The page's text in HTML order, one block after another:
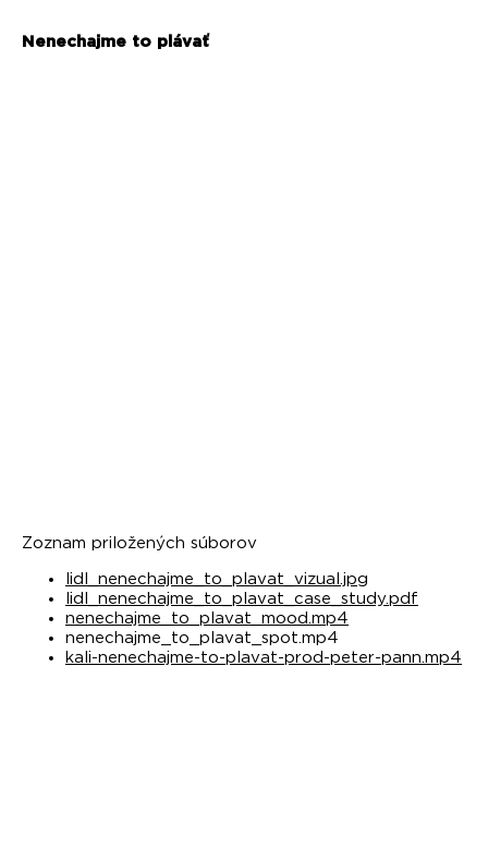
Nenechajme to plávať
Zoznam priložených súborov
lidl_nenechajme_to_plavat_vizual.jpg
lidl_nenechajme_to_plavat_case_study.pdf
nenechajme_to_plavat_mood.mp4
nenechajme_to_plavat_spot.mp4
kali-nenechajme-to-plavat-prod-peter-pann.mp4